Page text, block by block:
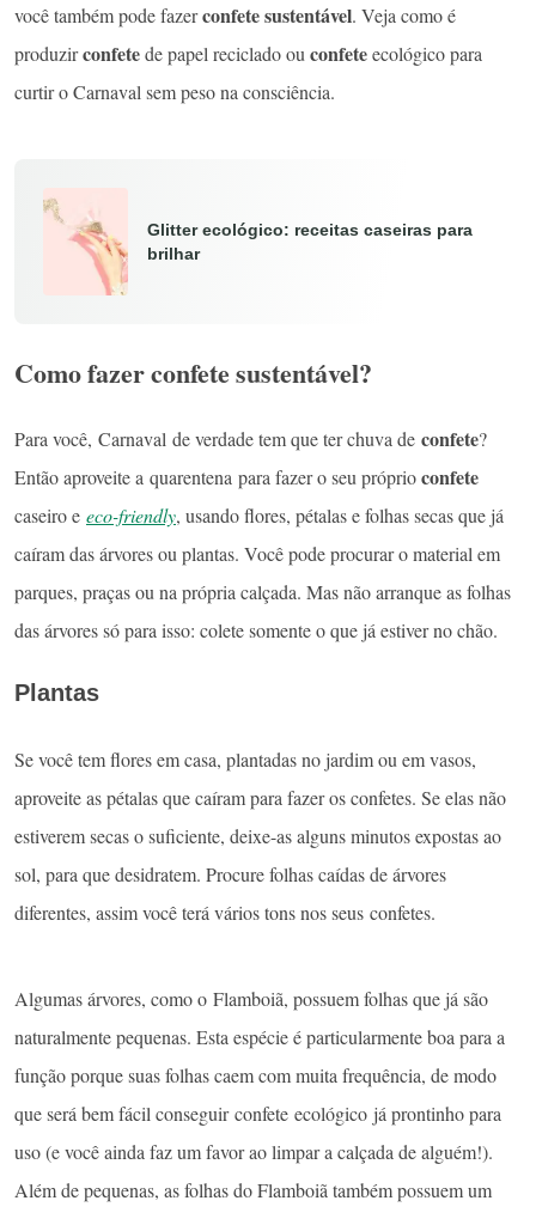
você também pode fazerconfete sustentável. Veja como é
produzirconfetede papel recicladoouconfeteecológicopara
curtir oCarnavalsem peso na consciência.
Glitter ecológico: receitas caseiras para
brilhar
Como fazer confete sustentável?
Para você, Carnaval de verdade tem que ter chuva de confete?
Então aproveite a quarentena para fazer o seu próprioconfete
caseiro e eco-friendly, usando flores, pétalas e folhas secas que já
caíram das árvores ou plantas. Você pode procurar o material em
parques, praças ou na própria calçada. Mas não arranque as folhas
das árvores só para isso: colete somente o que já estiver no chão.
Plantas
Se você tem flores em casa, plantadas no jardim ou em vasos,
aproveite as pétalas que caíram para fazer os confetes. Se elas não
estiverem secas o suficiente, deixe-as alguns minutos expostas ao
sol, para que desidratem. Procure folhas caídas de árvores
diferentes, assim você terá vários tons nos seus confetes.
Algumas árvores, como o Flamboiã, possuem folhas que já são
naturalmente pequenas. Esta espécie é particularmente boa para a
função porque suas folhas caem com muita frequência, de modo
que será bem fácil conseguir confete ecológico já prontinho para
uso (e você ainda faz um favor ao limpar a calçada de alguém!).
Além de pequenas, as folhas do Flamboiã também possuem um